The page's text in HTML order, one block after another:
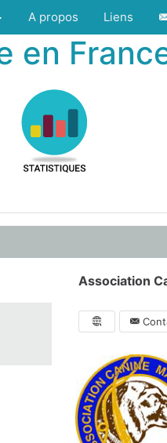
A propos Liens
en
Association